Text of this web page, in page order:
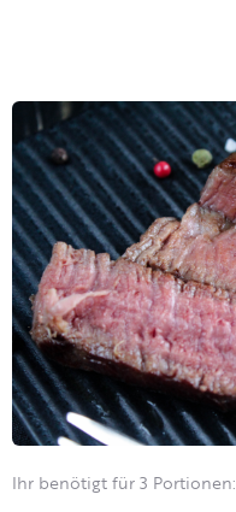
Ihr benötigt für 3 Portionen: